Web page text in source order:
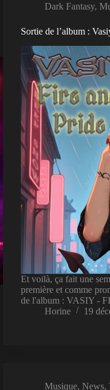
Dark Fantasy,
Sortie de l’album :
Et voilà, ça fait une
première et comme
de l'album : VASIY -
Horine
19
Musique,News,